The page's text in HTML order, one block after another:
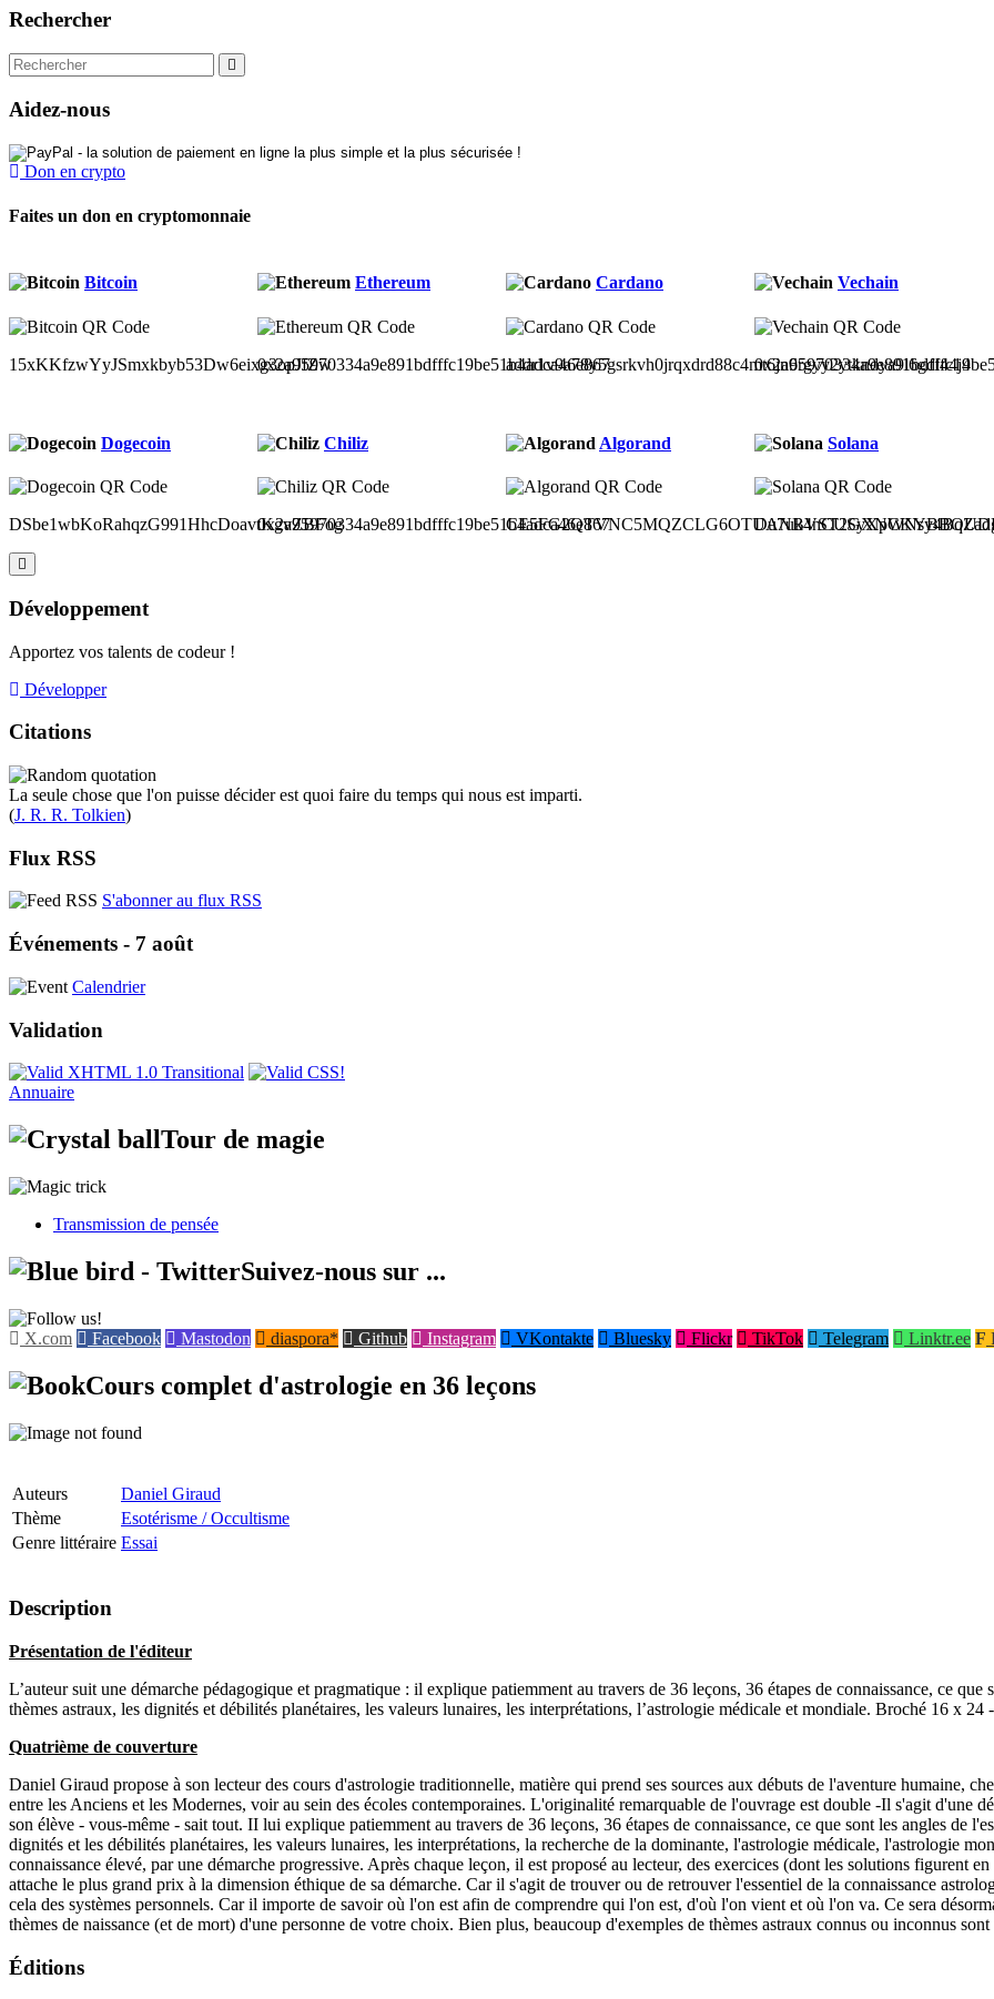
Rechercher
Aidez-nous
Don en crypto
Faites un don en cryptomonnaie
Bitcoin
15xKKfzwYyJSmxkbyb53Dw6eixg3opJfZw
Ethereum
0x2a95970334a9e891bdfffc19be51b4adca46e867
Cardano
addr1v9a78y5gsrkvh0jrqxdrd88c4mt6jn6rgyy2ytkndya9l6gdl44j4
Vechain
Dogecoin
DSbe1wbKoRahqzG991HhcDoavtKgvZBFog
Chiliz
0x2a95970334a9e891bdfffc19be51b4adca46e867
Algorand Solana
Développement
Apportez vos talents de codeur !
Développer
Citations
La seule chose que l'on puisse décider est quoi faire du temps qui nous est imparti.
(J. R. R. Tolkien)
Flux RSS
S'abonner au flux RSS
Événements - 7 août
Calendrier
Validation
Annuaire
Tour de magie
Transmission de pensée
Suivez-nous sur ...
X.com Facebook Mastodon diaspora* Github Instagram VKontakte Bluesky Flickr TikTok Telegram Linktr.ee
Cours complet d'astrologie en 36 leçons
Auteurs
​Daniel Giraud
Thème
Esotérisme / Occultisme
Genre littéraire Essai
Description
Présentation de l'éditeur
L’auteur suit une démarche pédagogique et pragmatique : il explique patiemment au travers de 36 leçons, 36 étapes de connaissance, ce que
thèmes astraux, les dignités et débilités planétaires, les valeurs lunaires, les interprétations, l’astrologie médicale et mondiale. Broché 16 x 24
Quatrième de couverture
Daniel Giraud propose à son lecteur des cours d'astrologie traditionnelle, matière qui prend ses sources aux débuts de l'aventure humaine,
entre les Anciens et les Modernes, voir au sein des écoles contemporaines. L'originalité remarquable de l'ouvrage est double -Il s'agit d'une
son élève - vous-même - sait tout. II lui explique patiemment au travers de 36 leçons, 36 étapes de connaissance, ce que sont les angles de
dignités et les débilités planétaires, les valeurs lunaires, les interprétations, la recherche de la dominante, l'astrologie médicale, l'astrologie
connaissance élevé, par une démarche progressive. Après chaque leçon, il est proposé au lecteur, des exercices (dont les solutions
attache le plus grand prix à la dimension éthique de sa démarche. Car il s'agit de trouver ou de retrouver l'essentiel de la connaissance
cela des systèmes personnels. Car il importe de savoir où l'on est afin de comprendre qui l'on est, d'où l'on vient et où l'on va. Ce sera
thèmes de naissance (et de mort) d'une personne de votre choix. Bien plus, beaucoup d'exemples de thèmes astraux connus ou inconnus
Éditions